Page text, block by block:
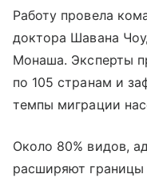
Работу провела
доктора Шавана
Монаша. Эксперты
по 105 странам и
темпы миграции
Около 80% видов,
расширяют